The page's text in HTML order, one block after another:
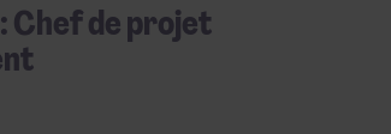
Chef de projet